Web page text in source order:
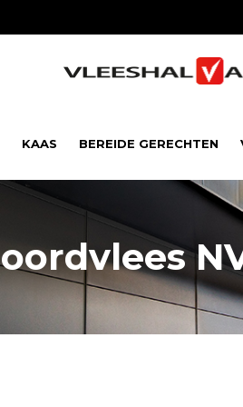
KAAS BEREIDE GERECHTEN